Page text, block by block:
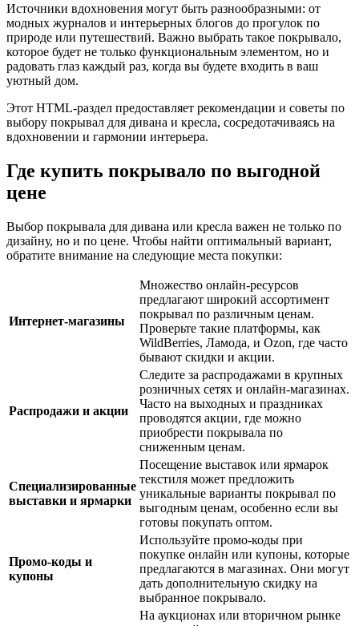
Источники вдохновения могут быть разнообразными: от
модных журналов и интерьерных блогов до прогулок по
природе или путешествий. Важно выбрать такое покрывало,
которое будет не только функциональным элементом, но и
радовать глаз каждый раз, когда вы будете входить в ваш
уютный дом.
Этот HTML-раздел предоставляет рекомендации и советы по
выбору покрывал для дивана и кресла, сосредотачиваясь на
вдохновении и гармонии интерьера.
Где купить покрывало по выгодной
цене
Выбор покрывала для дивана или кресла важен не только по
дизайну, но и по цене. Чтобы найти оптимальный вариант,
обратите внимание на следующие места покупки:
Интернет-магазины
Множество онлайн-ресурсов
предлагают широкий ассортимент
покрывал по различным ценам.
Проверьте такие платформы, как
WildBerries, Ламода, и Ozon, где часто
бывают скидки и акции.
Распродажи и акции
Следите за распродажами в крупных
розничных сетях и онлайн-магазинах.
Часто на выходных и праздниках
проводятся акции, где можно
приобрести покрывала по
сниженным ценам.
Специализированные
выставки и ярмарки
Посещение выставок или ярмарок
текстиля может предложить
уникальные варианты покрывал по
выгодным ценам, особенно если вы
готовы покупать оптом.
Промо-коды и
купоны
Используйте промо-коды при
покупке онлайн или купоны, которые
предлагаются в магазинах. Они могут
дать дополнительную скидку на
выбранное покрывало.
На аукционах или вторичном рынке